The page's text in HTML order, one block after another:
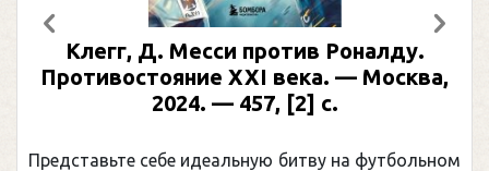
Клегг, Д. Месси против Роналду.
Противостояние XXI века. — Москва,
2024. — 457, [2] с.
Представьте себе идеальную битву на футбольном
Предыдущий